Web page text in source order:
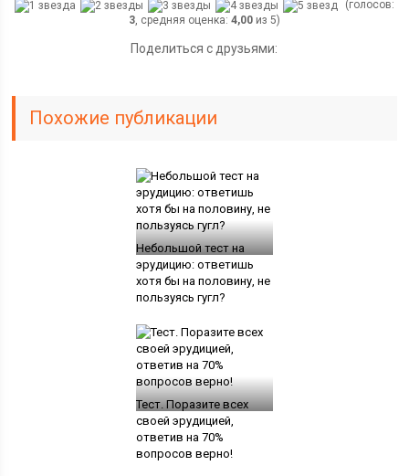
(голосов:
3, средняя оценка: 4,00из 5)
Поделиться с друзьями:
Похожие публикации
Небольшой тест на
эрудицию: ответишь
хотя бы на половину, не
пользуясь гугл?
Тест. Поразите всех
своей эрудицией,
ответив на 70%
вопросов верно!